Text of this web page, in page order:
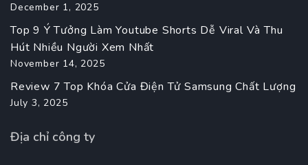
December 1, 2025
Top 9 Ý Tưởng Làm Youtube Shorts Dễ Viral Và Thu
Hút Nhiều Người Xem Nhất
November 14, 2025
Review 7 Top Khóa Cửa Điện Tử Samsung Chất Lượng
July 3, 2025
Địa chỉ công ty